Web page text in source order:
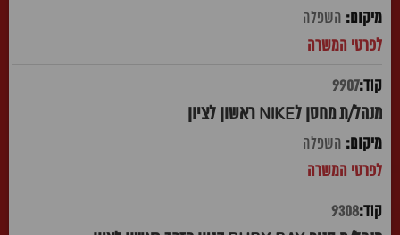
השפלה
9907
מנהל/ת מחסן לNIKE ראשון לציון
השפלה
9308